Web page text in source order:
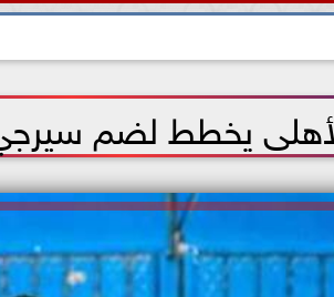
الفنون
يخطط لضم سيرجي